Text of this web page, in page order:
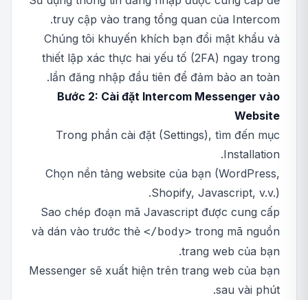
truy cập vào trang tổng quan của Intercom.
Chúng tôi khuyến khích bạn đổi mật khẩu và
thiết lập xác thực hai yếu tố (2FA) ngay trong
lần đăng nhập đầu tiên để đảm bảo an toàn.
Bước 2: Cài đặt Intercom Messenger vào
Website
Trong phần cài đặt (Settings), tìm đến mục
Installation.
Chọn nền tảng website của bạn (WordPress,
Shopify, Javascript, v.v.).
Sao chép đoạn mã Javascript được cung cấp
và dán vào trước thẻ </body> trong mã nguồn
trang web của bạn.
Messenger sẽ xuất hiện trên trang web của bạn
sau vài phút.